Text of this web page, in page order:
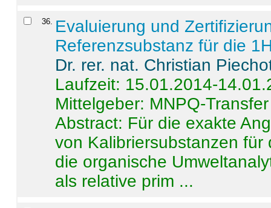
36. Evaluierung und
Referenzsubstanz für die
Dr. rer. nat. Christian
Laufzeit: 15.01.2014-
Mittelgeber: MNPQ-Transfer
Abstract: Für die exakte
von Kalibriersubstanzen
die organische
als relative prim ...